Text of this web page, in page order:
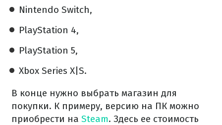
Nintendo Switch,
PlayStation 4,
PlayStation 5,
Xbox Series X|S.
В конце нужно выбрать магазин для
покупки. К примеру, версию на ПК можно
приобрести на Steam. Здесь ее стоимость